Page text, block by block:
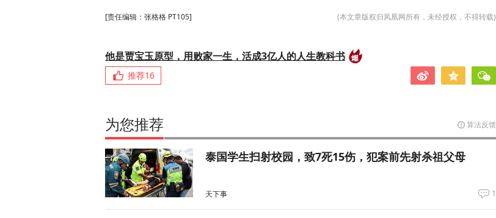
[责任编辑：张格格 PT105] (本文章版权归凤凰网所有，未经授权，不得转载)
他是贾宝玉原型，用败家一生，活成3亿人的人生教科书
推荐16
为您推荐 算法反馈
泰国学生扫射校园，致7死15伤，犯案前先射杀祖父母
天下事 1